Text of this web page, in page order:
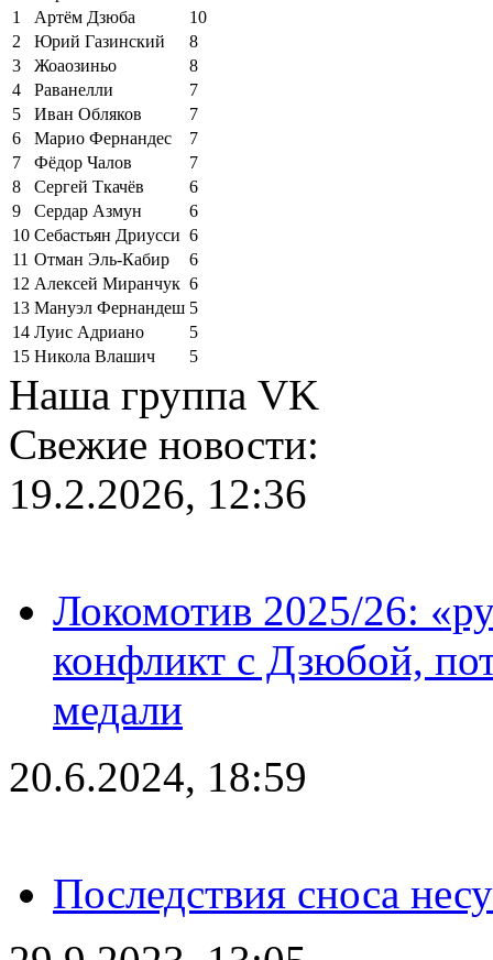
1
Артём Дзюба
10
2
Юрий Газинский
8
3
Жоаозиньо
8
4
Раванелли
7
5
Иван Обляков
7
6
Марио Фернандес
7
7
Фёдор Чалов
7
8
Сергей Ткачёв
6
9
Сердар Азмун
6
10 Себастьян Дриусси 6
11 Отман Эль-Кабир
6
12 Алексей Миранчук 6
13 Мануэл Фернандеш 5
14 Луис Адриано
5
15 Никола Влашич 5
Наша группа VK
Свежие новости:
19.2.2026, 12:36
Локомотив 2025/26:
конфликт с Дзюбой,
медали
20.6.2024, 18:59
Последствия сноса